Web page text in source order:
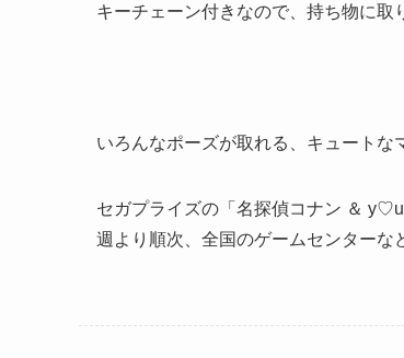
キーチェーン付きなので、持ち物に
いろんなポーズが取れる、キュートな
セガプライズの「名探偵コナン ＆
週より順次、全国のゲームセンターな